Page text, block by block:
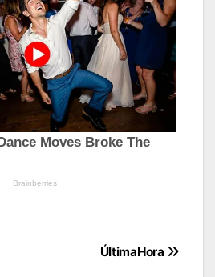
ÚltimaHora